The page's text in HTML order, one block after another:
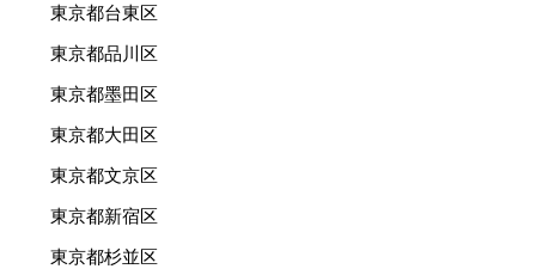
東京都台東区
東京都品川区
東京都墨田区
東京都大田区
東京都文京区
東京都新宿区
東京都杉並区